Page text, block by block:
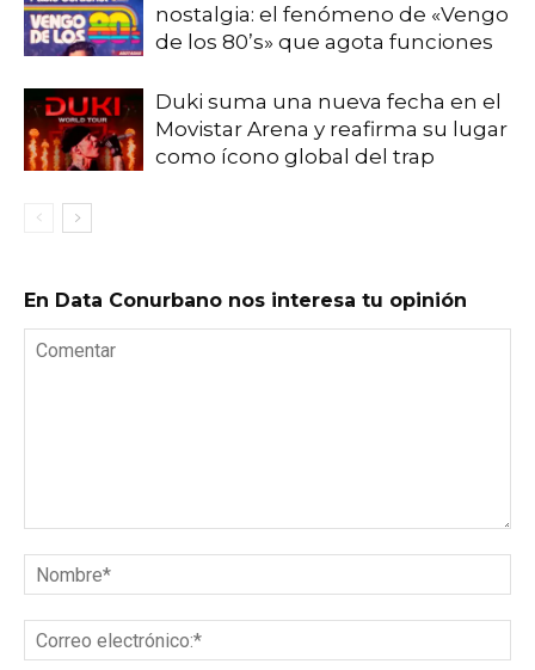
nostalgia: el fenómeno de «Vengo
de los 80’s» que agota funciones
Duki suma una nueva fecha en el
Movistar Arena y reafirma su lugar
como ícono global del trap
En Data Conurbano nos interesa tu opinión